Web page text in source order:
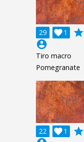
29 1

grade
account_circle
Tiro macro
Pomegranate
22 1

grade